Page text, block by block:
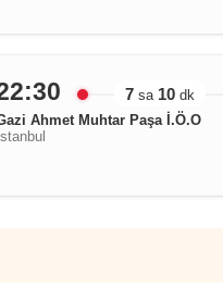
Ahmet Muhtar Paşa İ.Ö.O
İstanbul
7 sa 10 dk